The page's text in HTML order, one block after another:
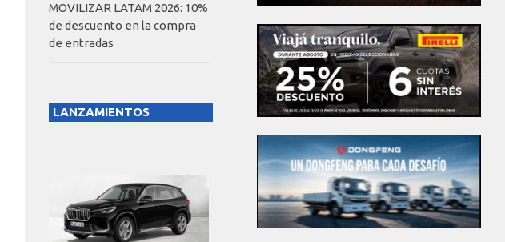
MOVILIZAR LATAM 2026: 10%
de descuento en la compra
de entradas
LANZAMIENTOS